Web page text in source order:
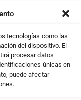
tecnologías como las
del dispositivo. El
procesar datos
únicas en
puede afectar